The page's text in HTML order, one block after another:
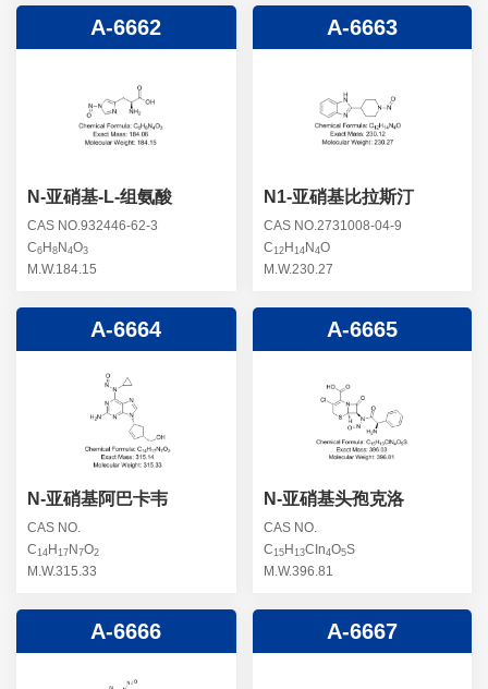
A-6662
N-亚硝基-L-组氨酸
CAS NO.932446-62-3
C6 H 8 N 4O3
M.W.184.15
A-6663
N1-亚硝基比拉斯汀
CAS NO.2731008-04-9
C12H 14 N 4O
M.W.230.27
A-6664
N-亚硝基阿巴卡韦
CAS NO.
C14 H 17 N 7O2
M.W.315.33
A-6665
N-亚硝基头孢克洛
CAS NO.
C15H 13CIn4O5S
M.W.396.81
A-6666 A-6667